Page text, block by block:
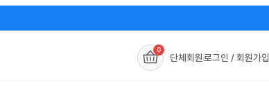
0
단체회원로그인 / 회원가입